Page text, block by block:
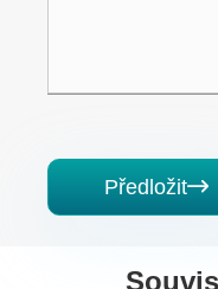
Předložit